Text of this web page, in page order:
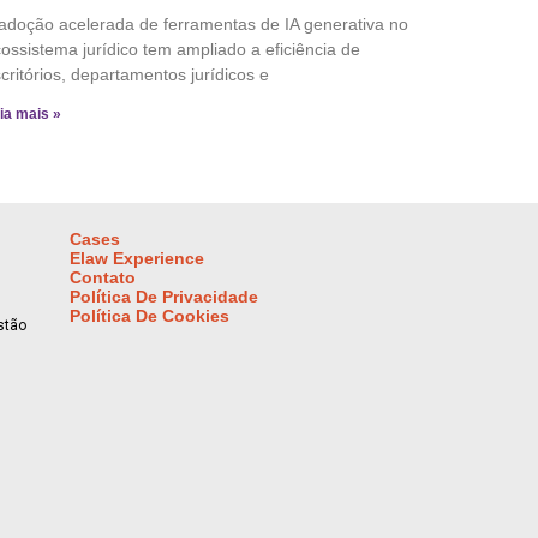
acelerada de ferramentas de IA generativa no
jurídico tem ampliado a eficiência de
departamentos jurídicos e
mais »
Cases
Elaw Experience
Contato
Política De Privacidade
Política De Cookies